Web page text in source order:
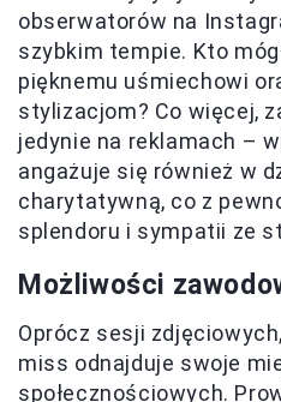
obserwatorów na
szybkim tempie. Kto
pięknemu uśmiechowi
stylizacjom? Co więcej,
jedynie na reklamach –
angażuje się również w
charytatywną, co z
splendoru i sympatii ze
Możliwości
Oprócz sesji
miss odnajduje swoje
społecznościowych.